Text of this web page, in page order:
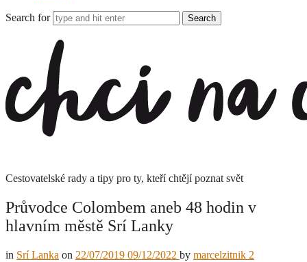
Search for
na
cesty
Cestovatelské rady a tipy pro ty, kteří chtějí poznat svět
Průvodce Colombem aneb 48 hodin v
hlavním městě Srí Lanky
in Srí Lanka on 22/07/2019 09/12/2022 by marcelzitnik 2